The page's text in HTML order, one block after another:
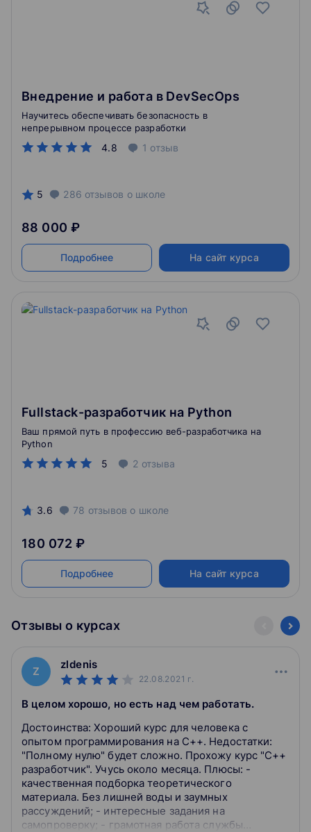
Внедрение и работа в DevSecOps
4.8 1 отзыв
Научитесь обеспечивать безопасность в
непрерывном процессе разработки
5 286 отзывов о школе
88 000 ₽
Подробнее На сайт курса
Fullstack-разработчик на Python
5 2 отзыва
Ваш прямой путь в профессию веб-разработчика на
Python
3.6 78 отзывов о школе
180 072 ₽
Подробнее На сайт курса
Отзывы о курсах
Z
zldenis
22.08.2021 г.
В целом хорошо, но есть над чем работать.
Достоинства: Хороший курс для человека с
опытом программирования на С++. Недостатки:
"Полному нулю" будет сложно. Прохожу курс "С++
разработчик". Учусь около месяца. Плюсы: -
качественная подборка теоретического
материала. Без лишней воды и заумных
рассуждений; - интересные задания на
самопроверку; - грамотная работа службы